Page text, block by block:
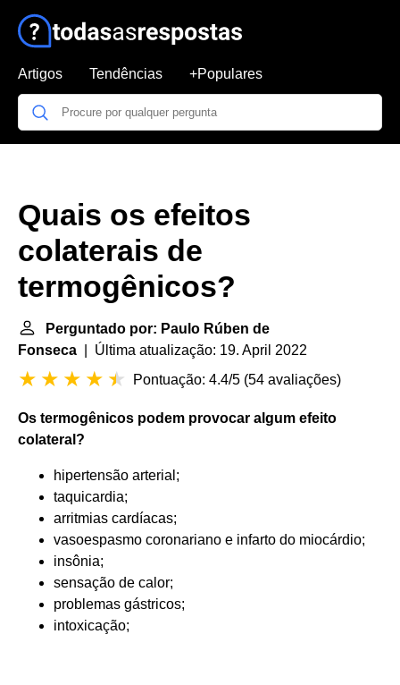
Artigos Tendências +Populares
Quais os efeitos
colaterais de
termogênicos?
Perguntado por: Paulo Rúben de
Fonseca | Última atualização: 19. April 2022
Pontuação: 4.4/5 (54 avaliações)
Os termogênicos podem provocar algum efeito
colateral ?
hipertensão arterial;
taquicardia;
arritmias cardíacas;
vasoespasmo coronariano e infarto do miocárdio;
insônia;
sensação de calor;
problemas gástricos;
intoxicação;